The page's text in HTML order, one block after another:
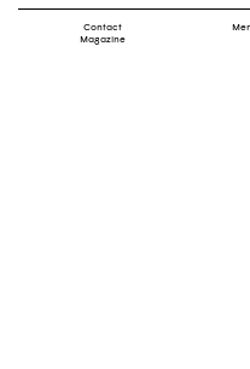
Contact
Magazine